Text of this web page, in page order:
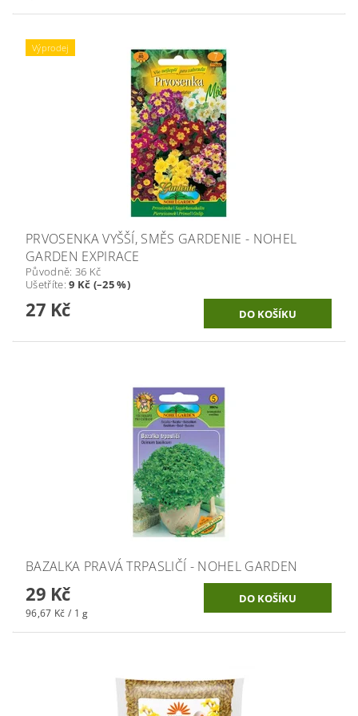
Výprodej
PRVOSENKA VYŠŠÍ, SMĚS GARDENIE - NOHEL
GARDEN EXPIRACE
Původně: 36 Kč
Ušetříte:9 Kč (–25 %)
27 Kč
BAZALKA PRAVÁ TRPASLIČÍ - NOHEL GARDEN
29 Kč
96,67 Kč / 1 g